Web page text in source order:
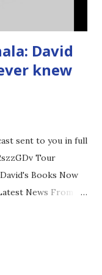
David
knew
sent to you in full
Tour
Books Now
News From